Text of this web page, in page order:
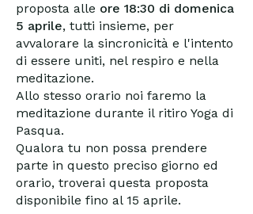
proposta alle ore 18:30 di domenica
5 aprile, tutti insieme, per
avvalorare la sincronicità e l'intento
di essere uniti, nel respiro e nella
meditazione.
Allo stesso orario noi faremo la
meditazione durante il ritiro Yoga di
Pasqua.
Qualora tu non possa prendere
parte in questo preciso giorno ed
orario, troverai questa proposta
disponibile fino al 15 aprile.